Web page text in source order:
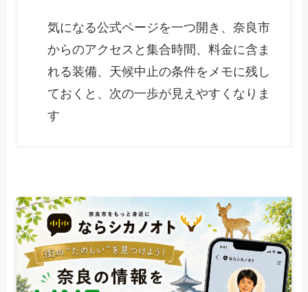
気になる公式ページを一つ開き、奈良市
からのアクセスと集合時間、料金に含ま
れる装備、天候中止の条件をメモに残し
ておくと、次の一歩が見えやすくなりま
す